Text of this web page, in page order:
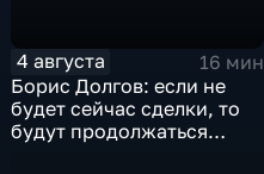
4 августа
16 мин
Борис Долгов: если не
будет сейчас сделки, то
будут продолжаться